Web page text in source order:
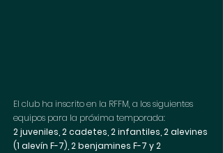
El club ha inscrito en la RFFM, a los siguientes
equipos para la próxima temporada:
2 juveniles, 2 cadetes, 2 infantiles, 2 alevines
(1 alevín F-7), 2 benjamines F-7 y 2